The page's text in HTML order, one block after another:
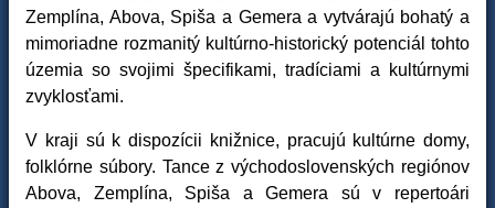
Zemplína, Abova, Spiša a Gemera a vytvárajú bohatý a
mimoriadne rozmanitý kultúrno-historický potenciál tohto
územia so svojimi špecifikami, tradíciami a kultúrnymi
zvyklosťami.
V kraji sú k dispozícii knižnice, pracujú kultúrne domy,
folklórne súbory. Tance z východoslovenských regiónov
Abova, Zemplína, Spiša a Gemera sú v repertoári